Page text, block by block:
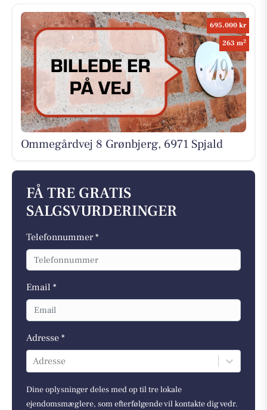
695.000 kr
263 m2
Ommegårdvej 8 Grønbjerg, 6971 Spjald
FÅ TRE GRATIS
SALGSVURDERINGER
Telefonnummer *
Email *
Adresse *
Adresse
Dine oplysninger deles med op til tre lokale
ejendomsmæglere, som efterfølgende vil kontakte dig vedr.